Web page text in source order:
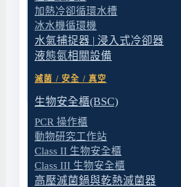
加熱冷卻循環水槽
冰水機循環機
水氣捕捉器 | 浸入式冷卻器
液態氮相關設備
滅菌 / 安全 / 真空
生物安全櫃(BSC)
PCR 操作櫃
動物研究工作站
Class II 生物安全櫃
Class III 生物安全櫃
高壓滅菌鍋與乾熱滅菌器
送出表單
Chemker 300 是 Chemker
片、腔體），可承受濃鹽